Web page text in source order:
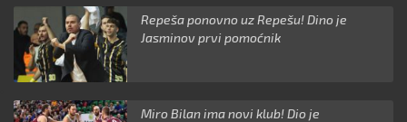
Repeša ponovno uz Repešu! Dino je
Jasminov prvi pomoćnik
Miro Bilan ima novi klub! Dio je